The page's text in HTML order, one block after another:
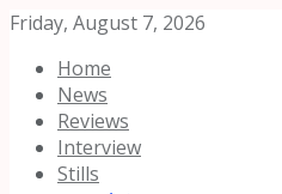
Friday, August 7, 2026
Home
News
Reviews
Interview
Stills